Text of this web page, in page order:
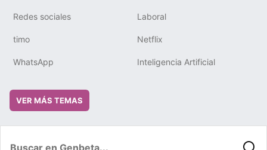
Redes sociales Laboral
timo Netflix
WhatsApp Inteligencia Artificial
VER MÁS TEMAS